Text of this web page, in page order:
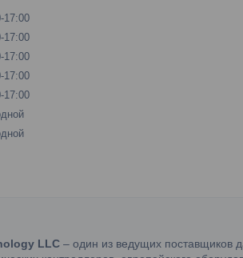
17:00
17:00
17:00
17:00
17:00
LLC – один из ведущих поставщиков